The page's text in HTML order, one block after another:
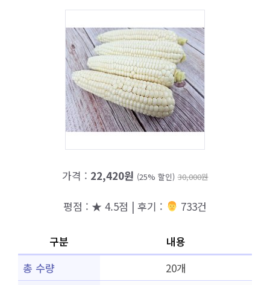
가격 : 22,420원 (25% 할인) 30,000원
평점 : ★ 4.5점 | 후기 : ‍‍ 733건
구분
내용
총 수량
20개